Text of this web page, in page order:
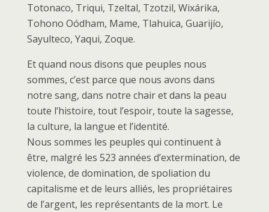
Totonaco, Triqui, Tzeltal, Tzotzil, Wixárika,
Tohono Oódham, Mame, Tlahuica, Guarijío,
Sayulteco, Yaqui, Zoque.
Et quand nous disons que peuples nous
sommes, c’est parce que nous avons dans
notre sang, dans notre chair et dans la peau
toute l’histoire, tout l’espoir, toute la sagesse,
la culture, la langue et l’identité.
Nous sommes les peuples qui continuent à
être, malgré les 523 années d’extermination, de
violence, de domination, de spoliation du
capitalisme et de leurs alliés, les propriétaires
de l’argent, les représentants de la mort. Le